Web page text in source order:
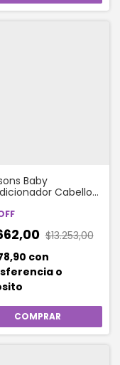
Baby
Cabello
$13.253,00
con
o